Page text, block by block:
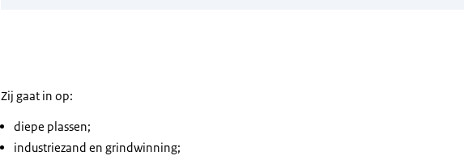
Zij gaat in op:
diepe plassen;
industriezand en grindwinning;